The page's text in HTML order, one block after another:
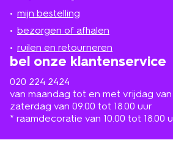
mijn bestelling
bezorgen of afhalen
ruilen en retourneren
bel onze klantenservice
020 224 2424
van maandag tot en met vrijdag van
zaterdag van 09.00 tot 18.00 uur
* raamdecoratie van 10.00 tot 18.00
in
de
buurt